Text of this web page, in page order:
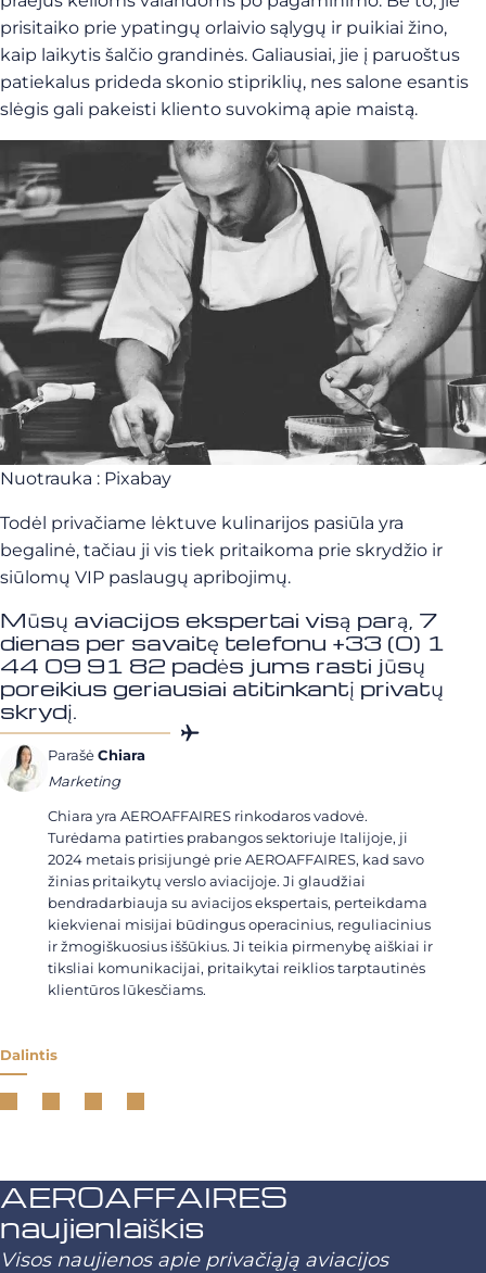
prisitaiko prie ypatingų orlaivio sąlygų ir puikiai žino,
kaip laikytis šalčio grandinės. Galiausiai, jie į paruoštus
patiekalus prideda skonio stipriklių, nes salone esantis
slėgis gali pakeisti kliento suvokimą apie maistą.
Nuotrauka : Pixabay
Todėl privačiame lėktuve kulinarijos pasiūla yra
begalinė, tačiau ji vis tiek pritaikoma prie skrydžio ir
siūlomų VIP paslaugų apribojimų.
Mūsų aviacijos ekspertai visą parą, 7
dienas per savaitę telefonu +33 (0) 1
44 09 91 82 padės jums rasti jūsų
poreikius geriausiai atitinkantį privatų
skrydį.
ParašėChiara
Marketing
Chiara yra AEROAFFAIRES rinkodaros vadovė.
Turėdama patirties prabangos sektoriuje Italijoje, ji
2024 metais prisijungė prie AEROAFFAIRES, kad savo
žinias pritaikytų verslo aviacijoje. Ji glaudžiai
bendradarbiauja su aviacijos ekspertais, perteikdama
kiekvienai misijai būdingus operacinius, reguliacinius
ir žmogiškuosius iššūkius. Ji teikia pirmenybę aiškiai ir
tiksliai komunikacijai, pritaikytai reiklios tarptautinės
klientūros lūkesčiams.
Dalintis
AEROAFFAIRES
naujienlaiškis
Visos naujienos apie privačiąją aviacijos